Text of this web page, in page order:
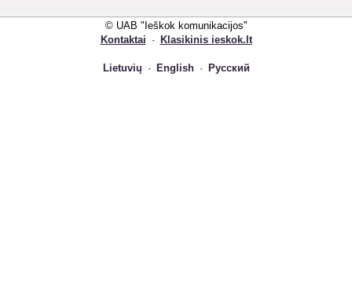
© UAB "Ieškok komunikacijos"
Kontaktai · Klasikinis ieskok.lt
Lietuvių · English · Русский